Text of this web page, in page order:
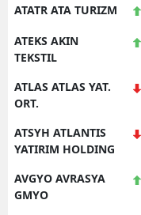
ATATR ATA TURIZM
ATEKS AKIN
TEKSTIL
ATLAS ATLAS YAT.
ORT.
ATSYH ATLANTIS
YATIRIM HOLDING
AVGYO AVRASYA
GMYO